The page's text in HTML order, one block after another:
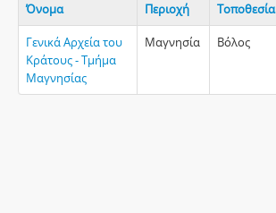
Όνομα Περιοχή Τοποθεσία
Γενικά Αρχεία του
Κράτους - Τμήμα
Μαγνησίας
Μαγνησία Βόλος